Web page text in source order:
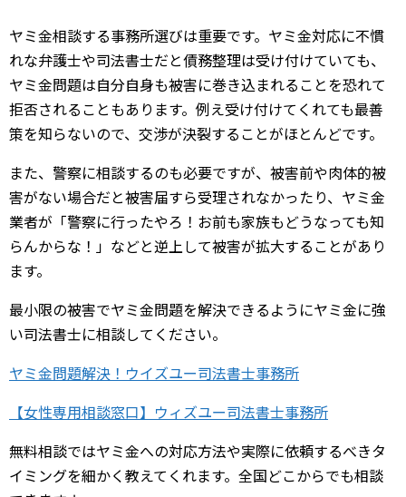
ヤミ金相談する事務所選びは重要です。ヤミ金対応に不慣
れな弁護士や司法書士だと債務整理は受け付けていても、
ヤミ金問題は自分自身も被害に巻き込まれることを恐れて
拒否されることもあります。例え受け付けてくれても最善
策を知らないので、交渉が決裂することがほとんどです。
また、警察に相談するのも必要ですが、被害前や肉体的被
害がない場合だと被害届すら受理されなかったり、ヤミ金
業者が「警察に行ったやろ！お前も家族もどうなっても知
らんからな！」などと逆上して被害が拡大することがあり
ます。
最小限の被害でヤミ金問題を解決できるようにヤミ金に強
い司法書士に相談してください。
ヤミ金問題解決！ウイズユー司法書士事務所
【女性専用相談窓口】ウィズユー司法書士事務所
無料相談ではヤミ金への対応方法や実際に依頼するべきタ
イミングを細かく教えてくれます。全国どこからでも相談